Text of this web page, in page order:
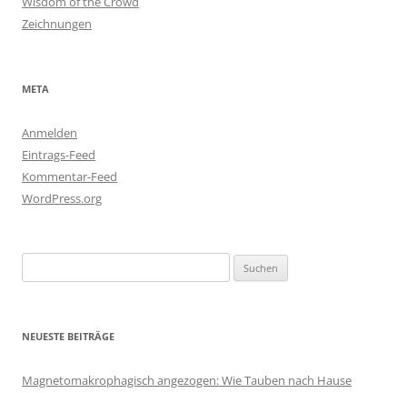
Zeichnungen
META
Anmelden
Eintrags-Feed
Kommentar-Feed
WordPress.org
nach:
NEUESTE BEITRÄGE
Magnetomakrophagisch angezogen: Wie Tauben nach Hause